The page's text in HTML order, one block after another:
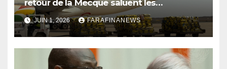
retour de la Mecque saluent les
innovations d’Air Sénégal SA
JUIN 1, 2026 FARAFINANEWS